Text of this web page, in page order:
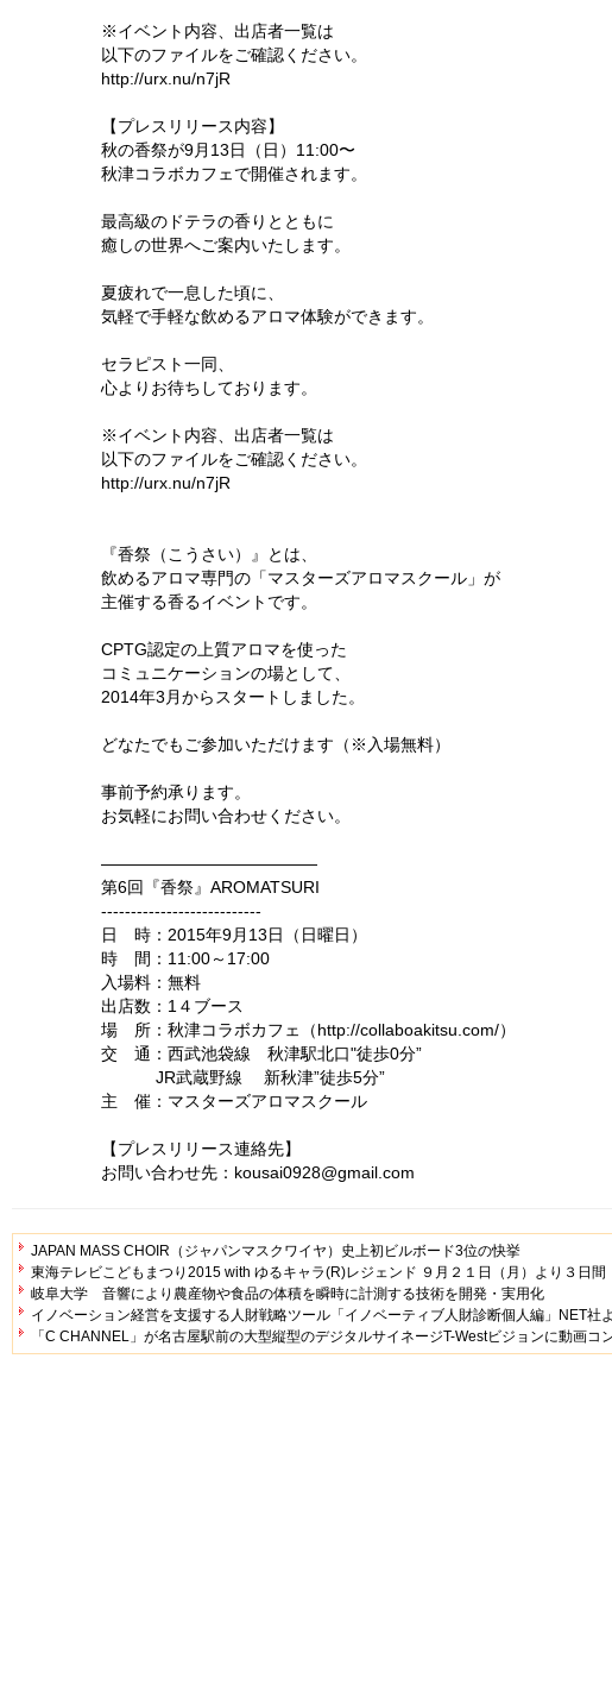
※イベント内容、出店者一覧は
以下のファイルをご確認ください。
http://urx.nu/n7jR
【プレスリリース内容】
秋の香祭が9月13日（日）11:00〜
秋津コラボカフェで開催されます。
最高級のドテラの香りとともに
癒しの世界へご案内いたします。
夏疲れで一息した頃に、
気軽で手軽な飲めるアロマ体験ができます。
セラピスト一同、
心よりお待ちしております。
※イベント内容、出店者一覧は
以下のファイルをご確認ください。
http://urx.nu/n7jR
『香祭（こうさい）』とは、
飲めるアロマ専門の「マスターズアロマスクール」が
主催する香るイベントです。
CPTG認定の上質アロマを使った
コミュニケーションの場として、
2014年3月からスタートしました。
どなたでもご参加いただけます（※入場無料）
事前予約承ります。
お気軽にお問い合わせください。
—————————————
第6回『香祭』AROMATSURI
---------------------------
日 時：2015年9月13日（日曜日）
時 間：11:00～17:00
入場料：無料
出店数：1４ブース
場 所：秋津コラボカフェ（http://collaboakitsu.com/）
交 通：西武池袋線 秋津駅北口"徒歩0分”
JR武蔵野線 新秋津”徒歩5分”
主 催：マスターズアロマスクール
【プレスリリース連絡先】
お問い合わせ先：kousai0928@gmail.com
JAPAN MASS CHOIR（ジャパンマスクワイヤ）史上初ビルボード3位の快挙
東海テレビこどもまつり2015 with ゆるキャラ(R)レジェンド ９月２１日（月）より３日
岐阜大学 音響により農産物や食品の体積を瞬時に計測する技術を開発・実用化
イノベーション経営を支援する人財戦略ツール「イノベーティブ人財診断個人編」NET社
「C CHANNEL」が名古屋駅前の大型縦型のデジタルサイネージT-Westビジョンに動画コ